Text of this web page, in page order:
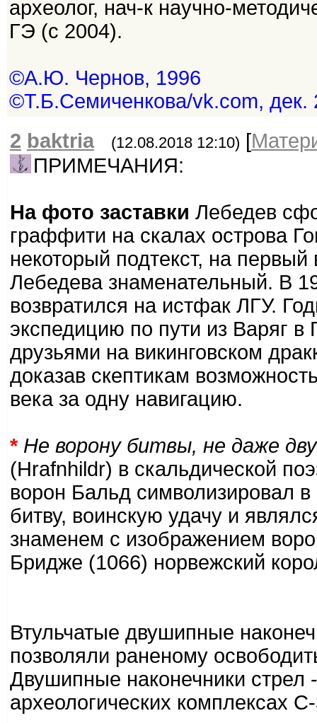
археолог, нач-к научно-
ГЭ (с 2004).
©А.Ю. Чернов, 1996
©Т.Б.Семиченкова/vk.com, дек.
2 baktria (12.08.2018 12:10) [
ПРИМЕЧАНИЯ:
На фото заставки Лебедев
граффити на скалах острова
некоторый подтекст, на
Лебедева знаменательный. В
возвратился на истфак ЛГУ.
экспедицию по пути из Варяг
друзьями на викинговском
доказав скептикам
века за одну навигацию.
* Не ворону битвы, не даже
(Hrafnhildr) в скальдической
ворон Бальд символизировал
битву, воинскую удачу и
знаменем с изображением
Бридже (1066) норвежский
Втульчатые двушипные
позволяли раненому
Двушипные наконечники стрел
археологических комплексах